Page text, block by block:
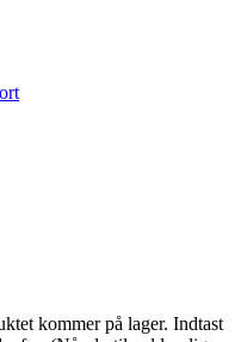
kommer på lager. Indtast